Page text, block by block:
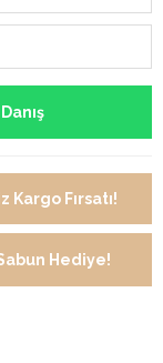
Fırsatı!
Hediye!